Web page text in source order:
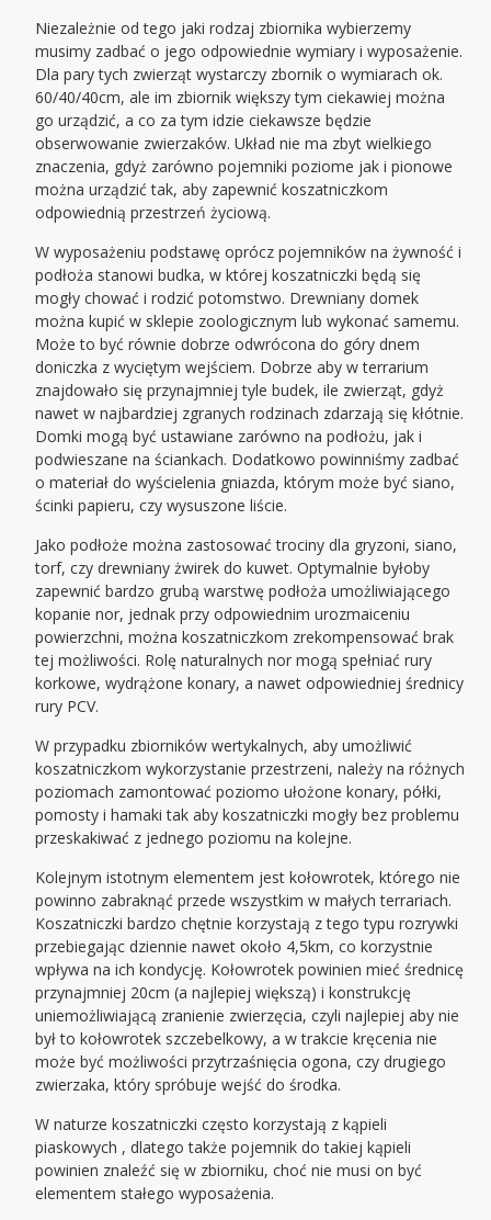
Niezależnie od tego jaki rodzaj zbiornika wybierzemy
musimy zadbać o jego odpowiednie wymiary i wyposażenie.
Dla pary tych zwierząt wystarczy zbornik o wymiarach ok.
60/40/40cm, ale im zbiornik większy tym ciekawiej można
go urządzić, a co za tym idzie ciekawsze będzie
obserwowanie zwierzaków. Układ nie ma zbyt wielkiego
znaczenia, gdyż zarówno pojemniki poziome jak i pionowe
można urządzić tak, aby zapewnić koszatniczkom
odpowiednią przestrzeń życiową.
W wyposażeniu podstawę oprócz pojemników na żywność i
podłoża stanowi budka, w której koszatniczki będą się
mogły chować i rodzić potomstwo. Drewniany domek
można kupić w sklepie zoologicznym lub wykonać samemu.
Może to być równie dobrze odwrócona do góry dnem
doniczka z wyciętym wejściem. Dobrze aby w terrarium
znajdowało się przynajmniej tyle budek, ile zwierząt, gdyż
nawet w najbardziej zgranych rodzinach zdarzają się kłótnie.
Domki mogą być ustawiane zarówno na podłożu, jak i
podwieszane na ściankach. Dodatkowo powinniśmy zadbać
o materiał do wyścielenia gniazda, którym może być siano,
ścinki papieru, czy wysuszone liście.
Jako podłoże można zastosować trociny dla gryzoni, siano,
torf, czy drewniany żwirek do kuwet. Optymalnie byłoby
zapewnić bardzo grubą warstwę podłoża umożliwiającego
kopanie nor, jednak przy odpowiednim urozmaiceniu
powierzchni, można koszatniczkom zrekompensować brak
tej możliwości. Rolę naturalnych nor mogą spełniać rury
korkowe, wydrążone konary, a nawet odpowiedniej średnicy
rury PCV.
W przypadku zbiorników wertykalnych, aby umożliwić
koszatniczkom wykorzystanie przestrzeni, należy na różnych
poziomach zamontować poziomo ułożone konary, półki,
pomosty i hamaki tak aby koszatniczki mogły bez problemu
przeskakiwać z jednego poziomu na kolejne.
Kolejnym istotnym elementem jest kołowrotek, którego nie
powinno zabraknąć przede wszystkim w małych terrariach.
Koszatniczki bardzo chętnie korzystają z tego typu rozrywki
przebiegając dziennie nawet około 4,5km, co korzystnie
wpływa na ich kondycję. Kołowrotek powinien mieć średnicę
przynajmniej 20cm (a najlepiej większą) i konstrukcję
uniemożliwiającą zranienie zwierzęcia, czyli najlepiej aby nie
był to kołowrotek szczebelkowy, a w trakcie kręcenia nie
może być możliwości przytrzaśnięcia ogona, czy drugiego
zwierzaka, który spróbuje wejść do środka.
W naturze koszatniczki często korzystają z kąpieli
piaskowych , dlatego także pojemnik do takiej kąpieli
powinien znaleźć się w zbiorniku, choć nie musi on być
elementem stałego wyposażenia.